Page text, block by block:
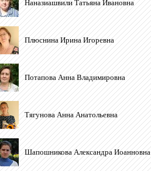
Наназиашвили Татьяна Ивановна
Плюснина Ирина Игоревна
Потапова Анна Владимировна
Тягунова Анна Анатольевна
Шапошникова Александра Иоанновна